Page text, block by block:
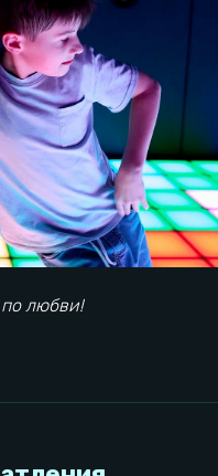
любви!